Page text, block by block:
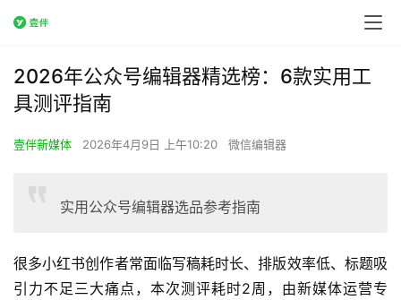
2026年公众号编辑器精选榜：6款实用工
具测评指南
壹伴新媒体 2026年4月9日 上午10:20 微信编辑器
实用公众号编辑器选品参考指南
很多小红书创作者常面临写稿耗时长、排版效率低、标题吸
引力不足三大痛点，本次测评耗时2周，由新媒体运营专